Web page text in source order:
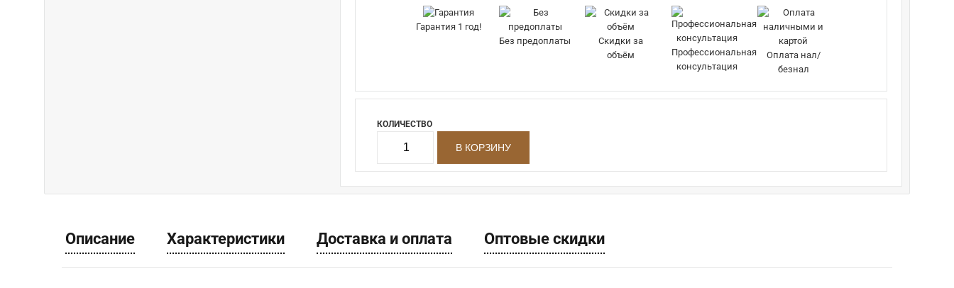
Гарантия 1 год!
Без предоплаты
Скидки за
объём
Профессиональная
консультация
Оплата нал/
безнал
КОЛИЧЕСТВО
Описание Характеристики Доставка и оплата Оптовые скидки